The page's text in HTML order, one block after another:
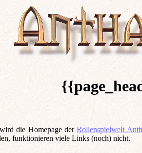
wird die Homepage derRollenspielwelt
funktionieren viele Links (noch) nicht.